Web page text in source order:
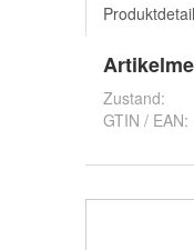
Zustand:
GTIN / EAN: